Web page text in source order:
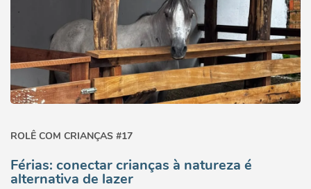
ROLÊ COM CRIANÇAS #17
Férias: conectar crianças à natureza é
alternativa de lazer